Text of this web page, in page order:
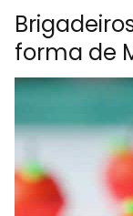
forma de